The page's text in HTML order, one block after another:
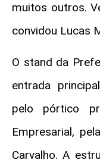
muitos outros.
convidou Lucas
O stand da
entrada
pelo pórtico
Empresarial,
Carvalho. A